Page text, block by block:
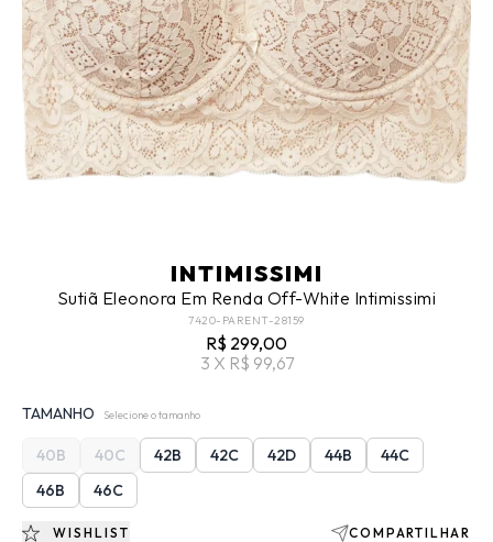
INTIMISSIMI
Sutiã Eleonora Em Renda Off-White Intimissimi
7420-PARENT-28159
R$ 299,00
3 X R$ 99,67
TAMANHO Selecione o tamanho
40B 40C 42B 42C 42D 44B
44C
46B
46C
WISHLIST COMPARTILHAR